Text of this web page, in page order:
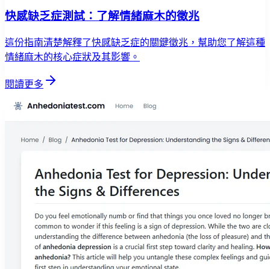
快感缺乏症測試：了解情緒麻木的徵兆
這份指南清楚解釋了快感缺乏症的關鍵徵兆，幫助您了解這種
情緒麻木的核心症狀及其影響。
閱讀更多